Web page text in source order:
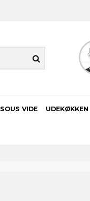
SOUS VIDE UDEKØKKEN